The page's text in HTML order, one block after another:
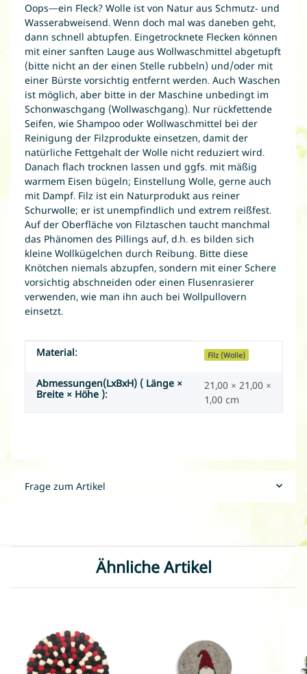
Oops—ein Fleck? Wolle ist von Natur aus Schmutz- und
Wasserabweisend. Wenn doch mal was daneben geht,
dann schnell abtupfen. Eingetrocknete Flecken können
mit einer sanften Lauge aus Wollwaschmittel abgetupft
(bitte nicht an der einen Stelle rubbeln) und/oder mit
einer Bürste vorsichtig entfernt werden. Auch Waschen
ist möglich, aber bitte in der Maschine unbedingt im
Schonwaschgang (Wollwaschgang). Nur rückfettende
Seifen, wie Shampoo oder Wollwaschmittel bei der
Reinigung der Filzprodukte einsetzen, damit der
natürliche Fettgehalt der Wolle nicht reduziert wird.
Danach flach trocknen lassen und ggfs. mit mäßig
warmem Eisen bügeln; Einstellung Wolle, gerne auch
mit Dampf. Filz ist ein Naturprodukt aus reiner
Schurwolle; er ist unempfindlich und extrem reißfest.
Auf der Oberfläche von Filztaschen taucht manchmal
das Phänomen des Pillings auf, d.h. es bilden sich
kleine Wollkügelchen durch Reibung. Bitte diese
Knötchen niemals abzupfen, sondern mit einer Schere
vorsichtig abschneiden oder einen Flusenrasierer
verwenden, wie man ihn auch bei Wollpullovern
einsetzt.
Produkteigenschaft
Wert
Material: Filz (Wolle)
Abmessungen(LxBxH) ( Länge ×
Breite × Höhe ):
21,00 × 21,00 ×
1,00 cm
Frage zum Artikel
Ähnliche Artikel